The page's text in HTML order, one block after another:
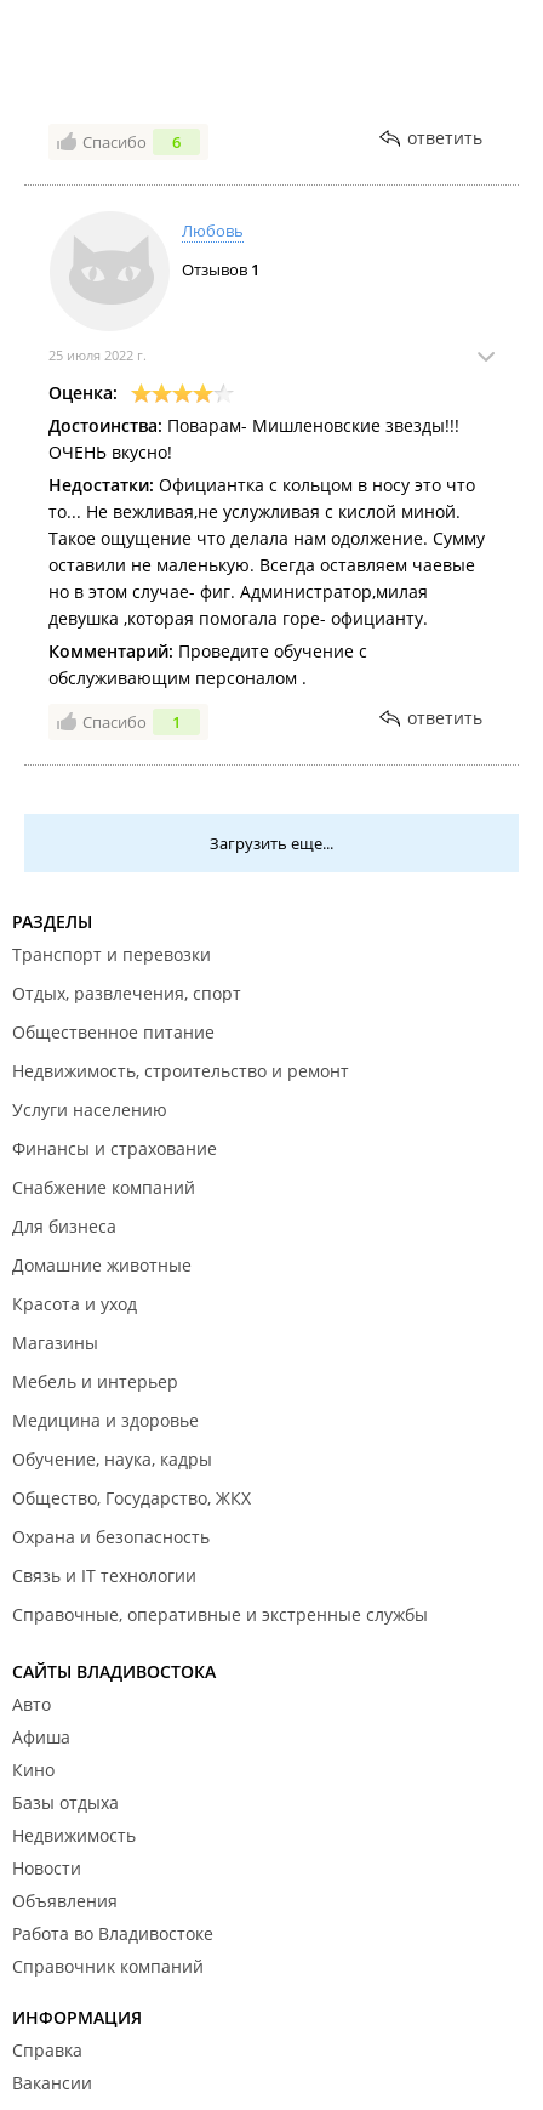
Спасибо 6 ответить
Любовь
Отзывов 1
25 июля 2022 г.
Оценка:
Достоинства: Поварам- Мишленовские звезды!!!
ОЧЕНЬ вкусно!
Недостатки: Официантка с кольцом в носу это что
то... Не вежливая,не услужливая с кислой миной.
Такое ощущение что делала нам одолжение. Сумму
оставили не маленькую. Всегда оставляем чаевые
но в этом случае- фиг. Администратор,милая
девушка ,которая помогала горе- официанту.
Комментарий: Проведите обучение с
обслуживающим персоналом .
Спасибо 1 ответить
Загрузить еще...
РАЗДЕЛЫ
Транспорт и перевозки
Отдых, развлечения, спорт
Общественное питание
Недвижимость, строительство и ремонт
Услуги населению
Финансы и страхование
Снабжение компаний
Для бизнеса
Домашние животные
Красота и уход
Магазины
Мебель и интерьер
Медицина и здоровье
Обучение, наука, кадры
Общество, Государство, ЖКХ
Охрана и безопасность
Связь и IT технологии
Справочные, оперативные и экстренные службы
САЙТЫ ВЛАДИВОСТОКА
Авто
Афиша
Кино
Базы отдыха
Недвижимость
Новости
Объявления
Работа во Владивостоке
Справочник компаний
ИНФОРМАЦИЯ
Справка
Вакансии